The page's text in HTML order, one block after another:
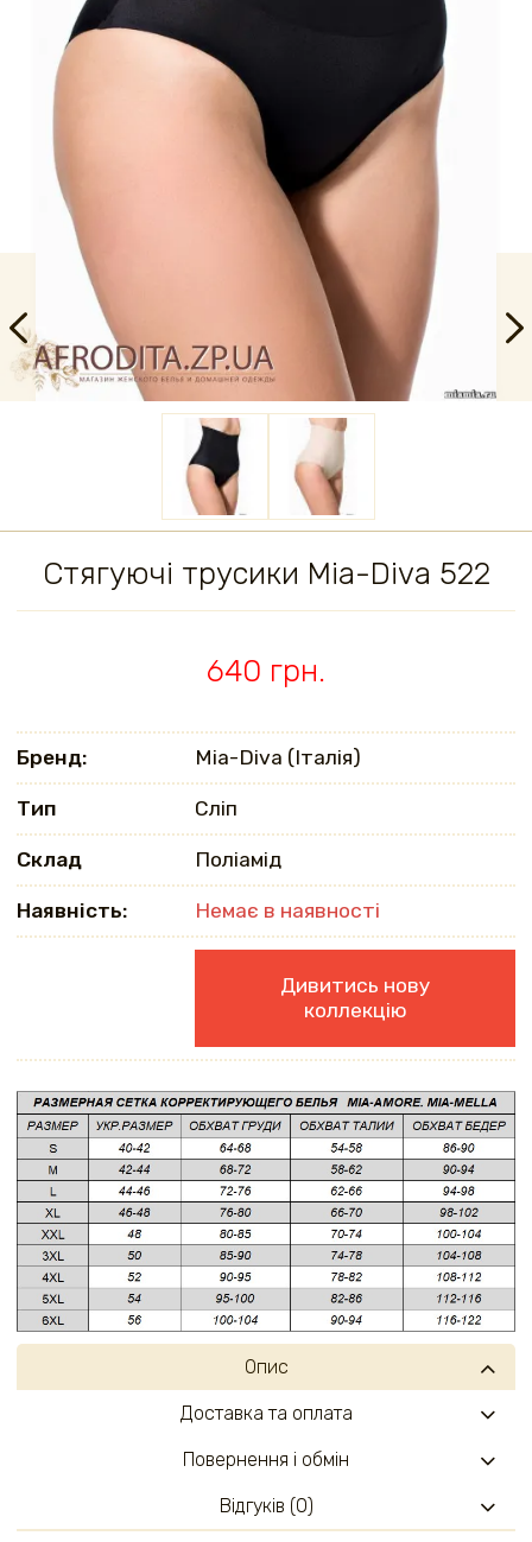
Стягуючі трусики Mia-Diva 522
640 грн.
Бренд: Mia-Diva (Італія)
Тип Сліп
Склад Поліамід
Наявність: Немає в наявності
Дивитись нову
коллекцію
Опис
Доставка та оплата
Повернення і обмін
Відгуків (0)